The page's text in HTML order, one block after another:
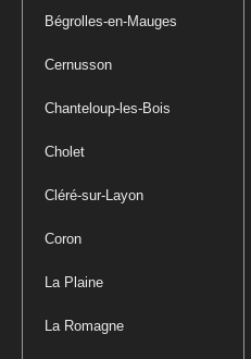
Bégrolles-en-Mauges
Cernusson
Chanteloup-les-Bois
Cholet
Cléré-sur-Layon
Coron
La Plaine
La Romagne